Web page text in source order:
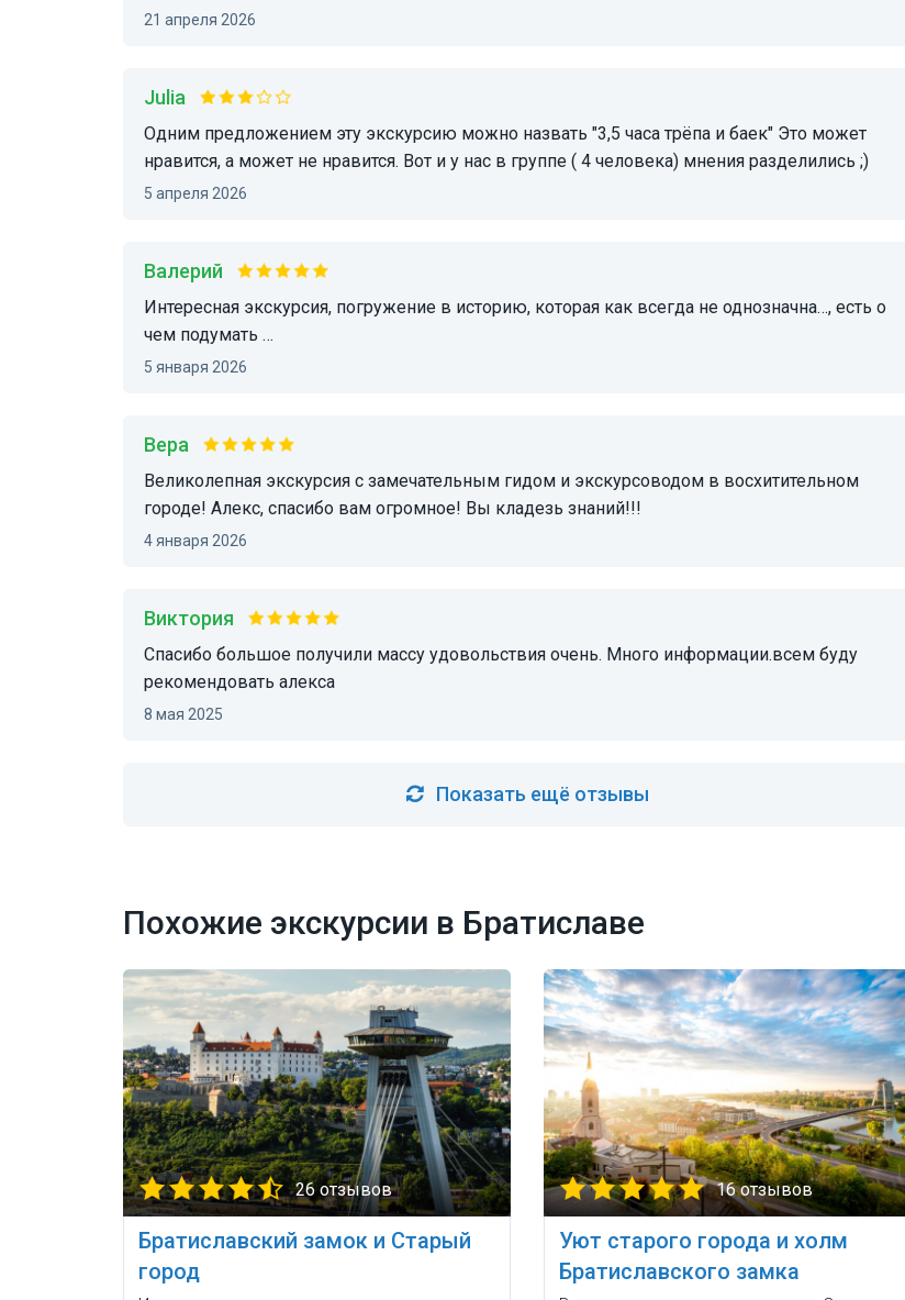
21 апреля 2026
Julia
Одним предложением эту экскурсию можно назвать "3,5 часа трёпа и баек" Это может
нравится, а может не нравится. Вот и у нас в группе ( 4 человека) мнения разделились ;)
5 апреля 2026
Валерий
Интересная экскурсия, погружение в историю, которая как всегда не однозначна…, есть о
чем подумать …
5 января 2026
Вера
Великолепная экскурсия с замечательным гидом и экскурсоводом в восхитительном
городе! Алекс, спасибо вам огромное! Вы кладезь знаний!!!
4 января 2026
виктория
Спасибо большое получили массу удовольствия очень. Много информации.всем буду
рекомендовать алекса
8 мая 2025
Показать ещё отзывы
Похожие экскурсии в Братиславе
26 отзывов
Братиславский замок и Старый
город
16 отзывов
Уют старого города и холм
Братиславского замка